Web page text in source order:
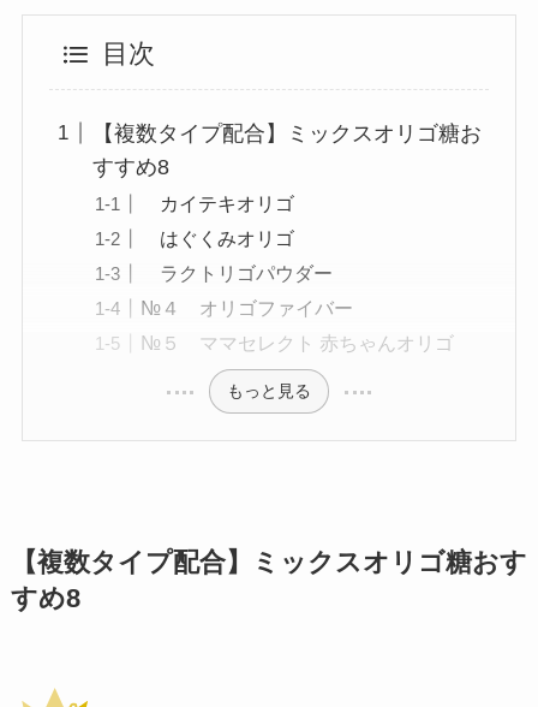
目次
【複数タイプ配合】ミックスオリゴ糖お
すすめ8
カイテキオリゴ
はぐくみオリゴ
ラクトリゴパウダー
№４ オリゴファイバー
№５ ママセレクト 赤ちゃんオリゴ
もっと見る
【複数タイプ配合】ミックスオリゴ糖おす
すめ8